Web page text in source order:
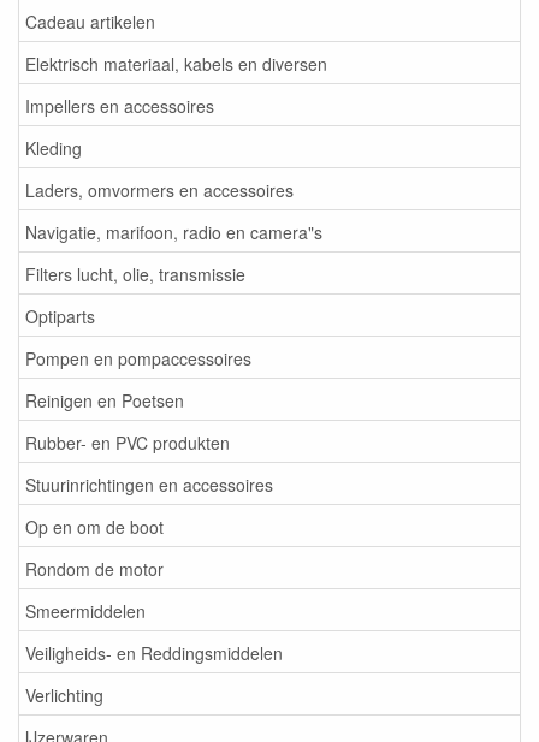
Cadeau artikelen
Elektrisch materiaal, kabels en diversen
Impellers en accessoires
Kleding
Laders, omvormers en accessoires
Navigatie, marifoon, radio en camera"s
Filters lucht, olie, transmissie
Optiparts
Pompen en pompaccessoires
Reinigen en Poetsen
Rubber- en PVC produkten
Stuurinrichtingen en accessoires
Op en om de boot
Rondom de motor
Smeermiddelen
Veiligheids- en Reddingsmiddelen
Verlichting
IJzerwaren